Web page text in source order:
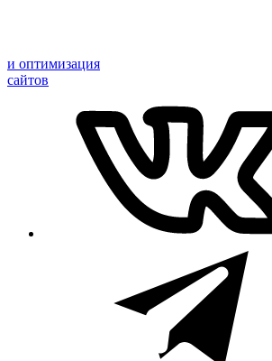
и оптимизация
сайтов